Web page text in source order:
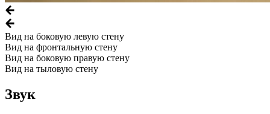
Вид на боковую левую стену
Вид на фронтальную стену
Вид на боковую правую стену
Вид на тыловую стену
Звук